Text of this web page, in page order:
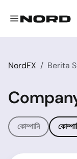
NordFX Berita
কোম্পানি